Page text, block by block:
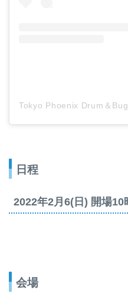
日程
2022年2月6(日) 開場
会場